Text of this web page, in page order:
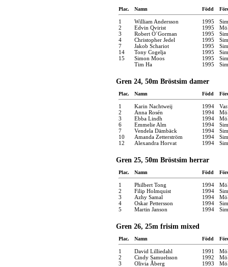
Plac. Namn Född
1 William Andersson 1995
2
Edvin Qvirist 1995
3
Robert O´Gorman 1995
4
Christopher Jedel 1995
7
Jakob Schariot 1995
14
Tony Cogelja 1995
15
Simon Moos 1995
Tim Ha
1995
Gren 24, 50m Bröstsim damer
Plac. Namn Född
1 Karin Nachtweij 1994
2
Anna Rosén 1994
3
Ebba Lindh 1994
6
Emmelie Alm 1994
7
Vendela Dämbäck 1994
10
Amanda Zetterström 1994
12
Alexandra Horvat 1994
Gren 25, 50m Bröstsim herrar
Plac. Namn Född
1 Philbert Tong 1994
2
Filip Holmquist 1994
3
Azhy Samal 1994
4
Oskar Pettersson 1994
5
Martin Janson 1994
Gren 26, 25m frisim mixed
Plac. Namn Född
1 David Lilliedahl 1991
2
Cindy Samuelsson 1992
3
Olivia Åberg 1993